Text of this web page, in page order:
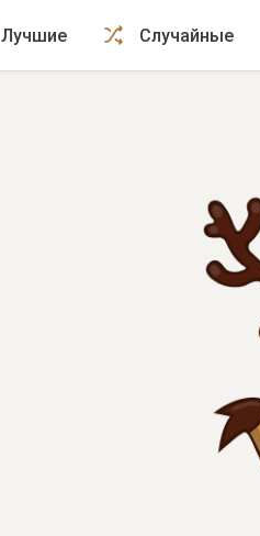
Лучшие Случайные